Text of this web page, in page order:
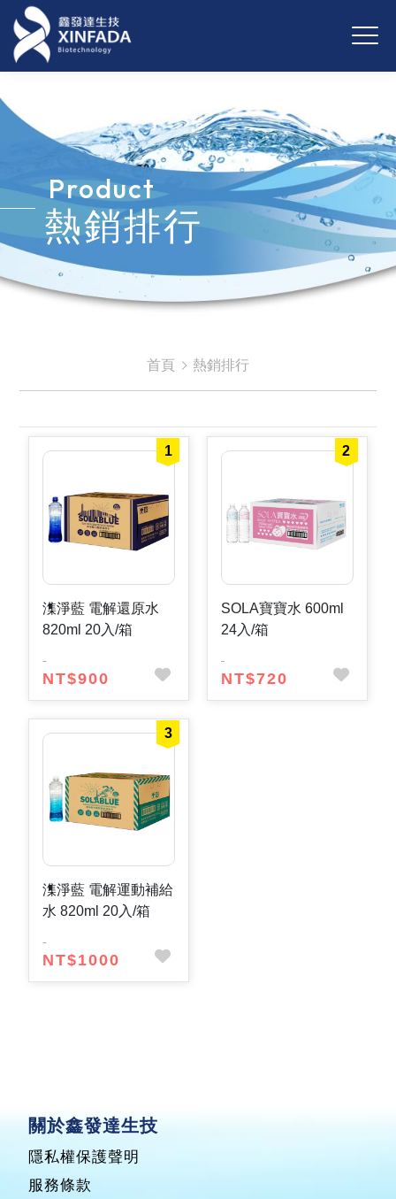
Product
熱銷排行
首頁 熱銷排行
1
潗淨藍 電解還原水
820ml 20入/箱
NT$900
2
SOLA寶寶水 600ml
24入/箱
NT$720
3
潗淨藍 電解運動補給
水 820ml 20入/箱
NT$1000
關於鑫發達生技
隱私權保護聲明
服務條款